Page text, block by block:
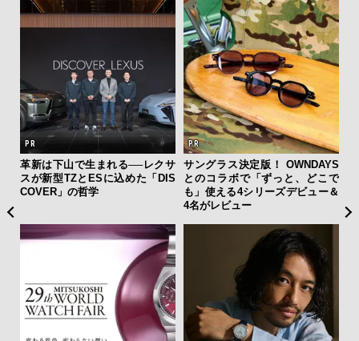
革新は下山で生まれる──レクサ
スが新型TZとESに込めた「DIS
COVER」の哲学
サングラス決定版！ OWNDAYS
とのコラボで「ずっと、どこで
も」使える4シリーズデビュー＆
4名がレビュー
モ